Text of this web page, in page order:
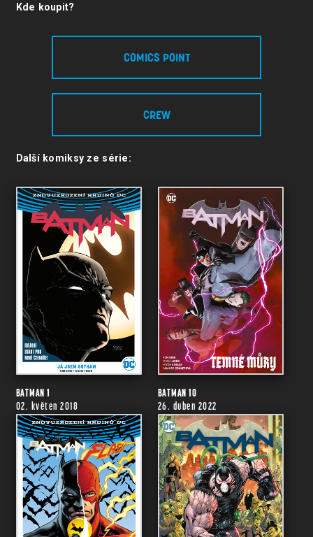
Kde koupit?
COMICS POINT
CREW
Další komiksy ze série:
BATMAN 1
02. květen 2018
BATMAN 10
26. duben 2022